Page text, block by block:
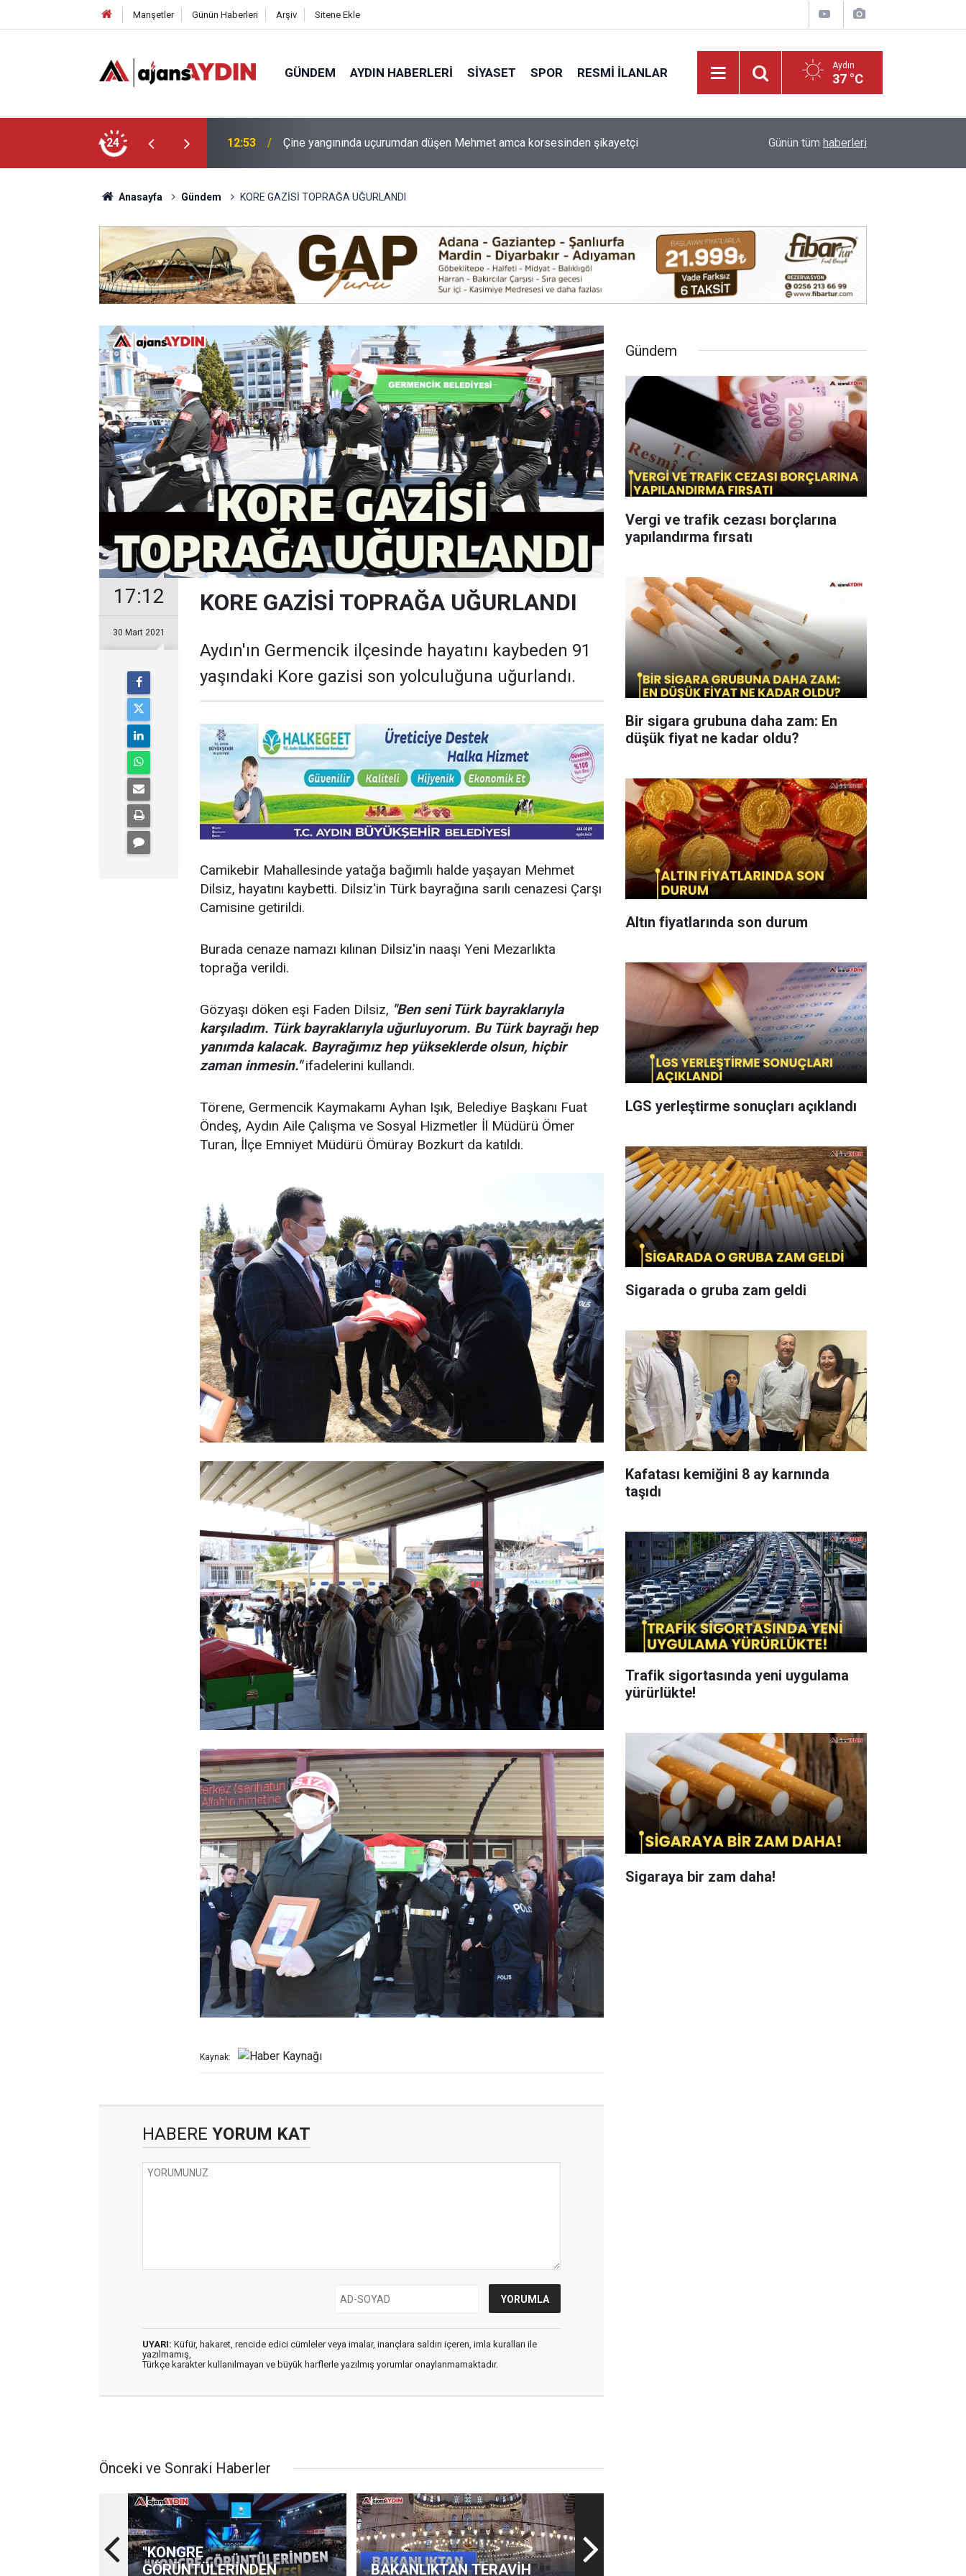
Manşetler Günün Haberleri Arşiv Sitene Ekle
GÜNDEM AYDIN HABERLERI SIYASET SPOR RESMI İLANLAR Aydın
37 °C
24
Mehmet amca korsesinden şikayetçi 12:44 Nazilli ilçe başkanı Naim Atmaca acil ameliyata alındı Aydın’da göletin dibinden 50 bin dolarlık bambi
Günün tüm haberleri
Anasayfa Gündem KORE GAZİSİ TOPRAĞA UĞURLANDI
17:12
30 Mart 2021
KORE GAZİSİ TOPRAĞA UĞURLANDI
Aydın'ın Germencik ilçesinde hayatını kaybeden 91
yaşındaki Kore gazisi son yolculuğuna uğurlandı.
Camikebir Mahallesinde yatağa bağımlı halde yaşayan Mehmet
Dilsiz, hayatını kaybetti. Dilsiz'in Türk bayrağına sarılı cenazesi Çarşı
Camisine getirildi.
Burada cenaze namazı kılınan Dilsiz'in naaşı Yeni Mezarlıkta
toprağa verildi.
Gözyaşı döken eşi Faden Dilsiz, "Ben seni Türk bayraklarıyla
karşıladım. Türk bayraklarıyla uğurluyorum. Bu Türk bayrağı hep
yanımda kalacak. Bayrağımız hep yükseklerde olsun, hiçbir
zaman inmesin."ifadelerini kullandı.
Törene, Germencik Kaymakamı Ayhan Işık, Belediye Başkanı Fuat
Öndeş, Aydın Aile Çalışma ve Sosyal Hizmetler İl Müdürü Ömer
Turan, İlçe Emniyet Müdürü Ömüray Bozkurt da katıldı.
Kaynak:
HABERE YORUM KAT
UYARI: Küfür, hakaret, rencide edici cümleler veya imalar, inançlara saldırı içeren, imla kuralları ile
yazılmamış,
Türkçe karakter kullanılmayan ve büyük harflerle yazılmış yorumlar onaylanmamaktadır.
Önceki ve Sonraki Haberler
"KONGRE
GÖRÜNTÜLERİNDEN
BAKANLIKTAN TERAVİH
Gündem
Vergi ve trafik cezası borçlarına
yapılandırma fırsatı
Bir sigara grubuna daha zam: En
düşük fiyat ne kadar oldu?
Altın fiyatlarında son durum
LGS yerleştirme sonuçları açıklandı
Sigarada o gruba zam geldi
Kafatası kemiğini 8 ay karnında
taşıdı
Trafik sigortasında yeni uygulama
yürürlükte!
Sigaraya bir zam daha!